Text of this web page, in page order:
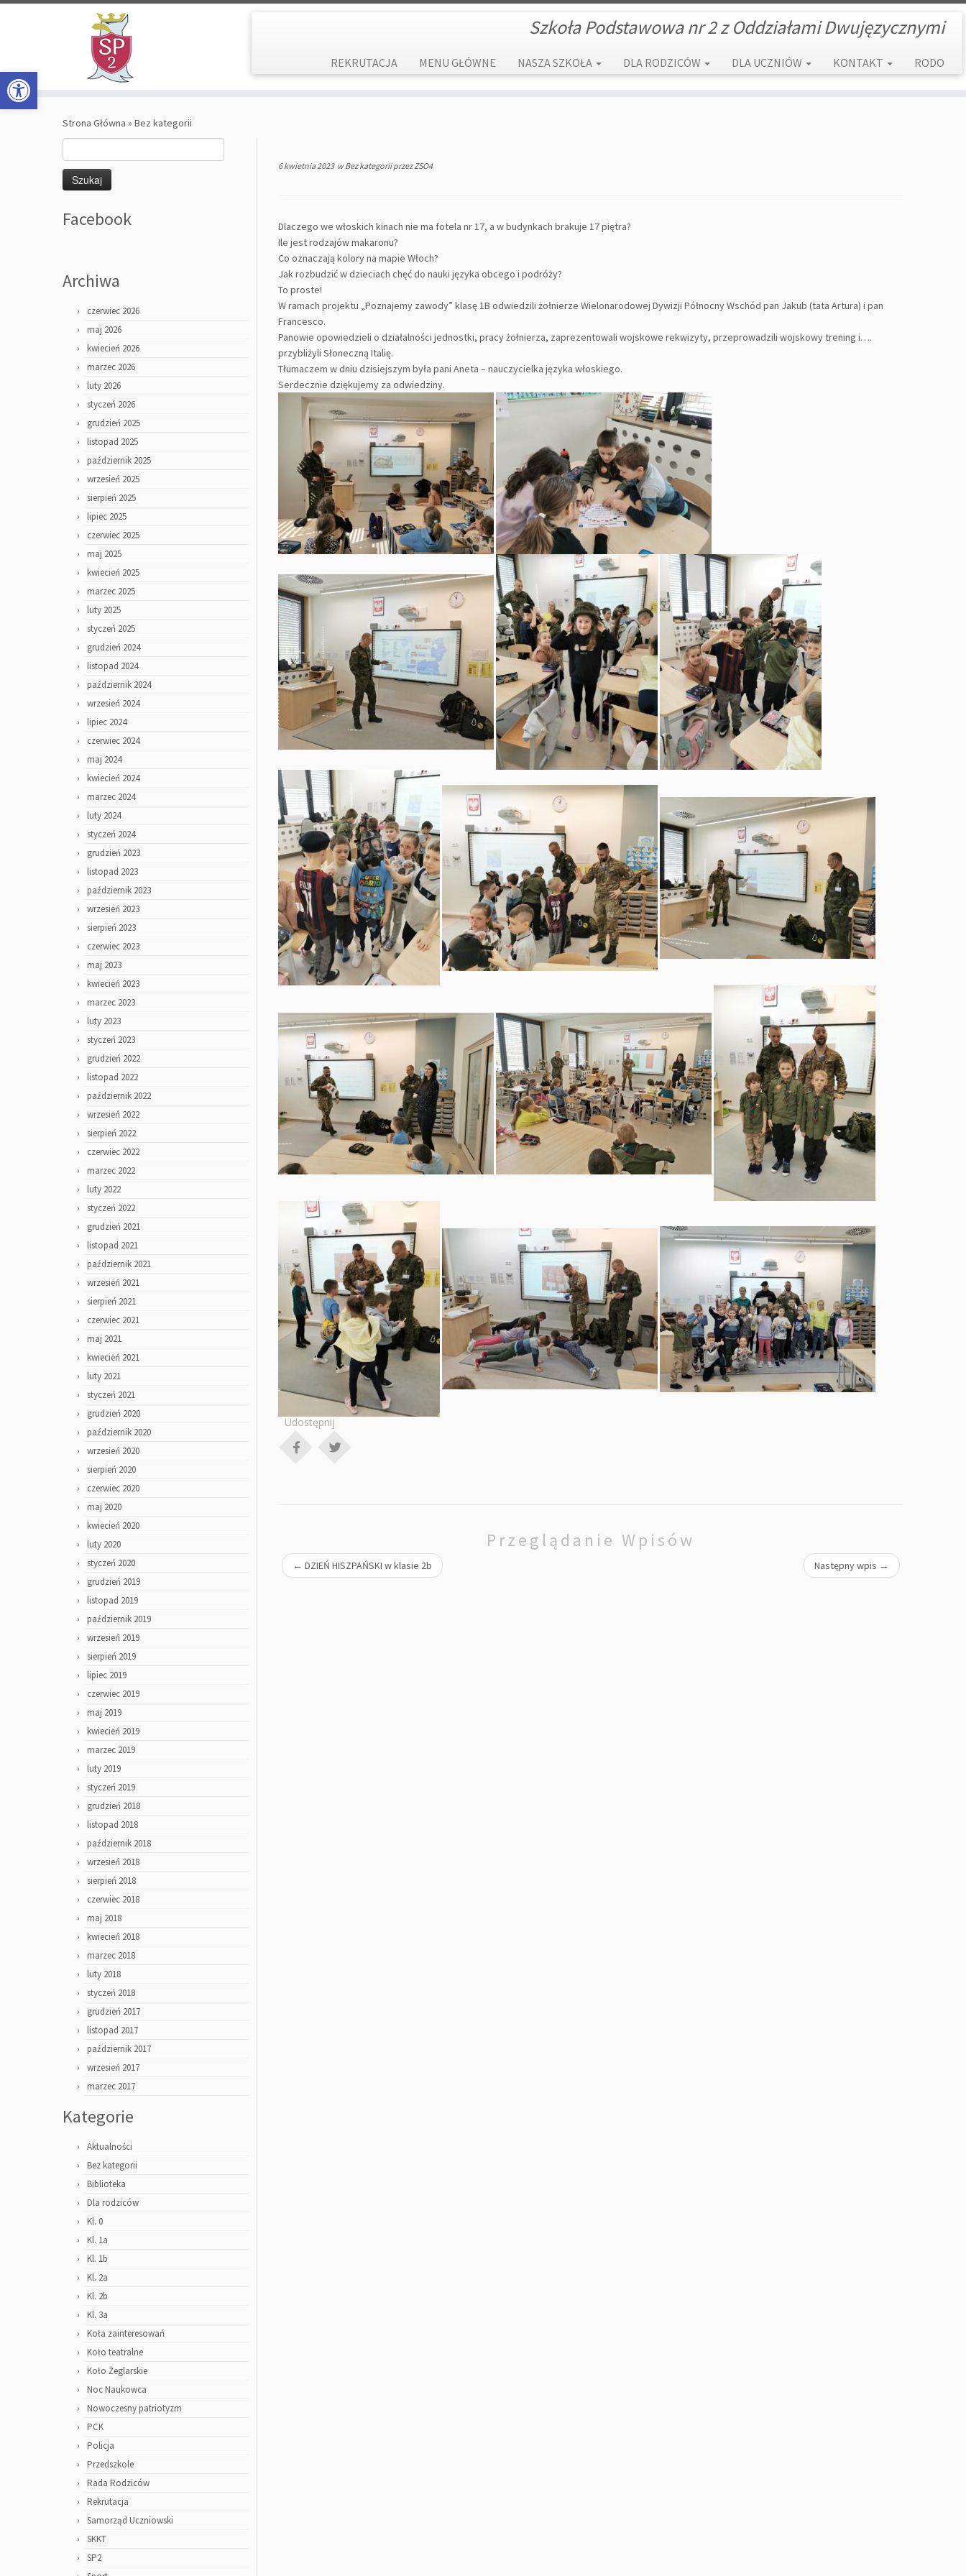
Open toolbar
Skip
Szkoła Podstawowa nr 2 z Oddziałami Dwujęzycznymi
REKRUTACJA MENU GŁÓWNE NASZA SZKOŁA DLA RODZICÓW DLA UCZNIÓW KONTAKT RODO
Strona Główna » Bez kategorii
Facebook
Archiwa
czerwiec 2026
maj 2026
kwiecień 2026
marzec 2026
luty 2026
styczeń 2026
grudzień 2025
listopad 2025
październik 2025
wrzesień 2025
sierpień 2025
lipiec 2025
czerwiec 2025
maj 2025
kwiecień 2025
marzec 2025
luty 2025
styczeń 2025
grudzień 2024
listopad 2024
październik 2024
wrzesień 2024
lipiec 2024
czerwiec 2024
maj 2024
kwiecień 2024
marzec 2024
luty 2024
styczeń 2024
grudzień 2023
listopad 2023
październik 2023
wrzesień 2023
sierpień 2023
czerwiec 2023
maj 2023
kwiecień 2023
marzec 2023
luty 2023
styczeń 2023
grudzień 2022
listopad 2022
październik 2022
wrzesień 2022
sierpień 2022
czerwiec 2022
marzec 2022
luty 2022
styczeń 2022
grudzień 2021
listopad 2021
październik 2021
wrzesień 2021
sierpień 2021
czerwiec 2021
maj 2021
kwiecień 2021
luty 2021
styczeń 2021
grudzień 2020
październik 2020
wrzesień 2020
sierpień 2020
czerwiec 2020
maj 2020
kwiecień 2020
luty 2020
styczeń 2020
grudzień 2019
listopad 2019
październik 2019
wrzesień 2019
sierpień 2019
lipiec 2019
czerwiec 2019
maj 2019
kwiecień 2019
marzec 2019
luty 2019
styczeń 2019
grudzień 2018
listopad 2018
październik 2018
wrzesień 2018
sierpień 2018
czerwiec 2018
maj 2018
kwiecień 2018
marzec 2018
luty 2018
styczeń 2018
grudzień 2017
listopad 2017
październik 2017
wrzesień 2017
marzec 2017
Kategorie
Aktualności
Bez kategorii
Biblioteka
Dla rodziców
Kl. 0
Kl. 1a
Kl. 1b
Kl. 2a
Kl. 2b
Kl. 3a
Koła zainteresowań
Koło teatralne
Koło Żeglarskie
Noc Naukowca
Nowoczesny patriotyzm
PCK
Policja
Przedszkole
Rada Rodziców
Rekrutacja
Samorząd Uczniowski
SKKT
SP2
6 kwietnia 2023wBez kategoriiprzezZSO4
Dlaczego we włoskich kinach nie ma fotela nr 17, a w budynkach brakuje 17 piętra?
Ile jest rodzajów makaronu?
Co oznaczają kolory na mapie Włoch?
Jak rozbudzić w dzieciach chęć do nauki języka obcego i podróży?
To proste!
W ramach projektu „Poznajemy zawody” klasę 1B odwiedzili żołnierze Wielonarodowej Dywizji Północny Wschód pan Jakub (tata Artura) i pan
Francesco.
Panowie opowiedzieli o działalności jednostki, pracy żołnierza, zaprezentowali wojskowe rekwizyty, przeprowadzili wojskowy trening i….
przybliżyli Słoneczną Italię.
Tłumaczem w dniu dzisiejszym była pani Aneta – nauczycielka języka włoskiego.
Serdecznie dziękujemy za odwiedziny.
Udostępnij
Przeglądanie Wpisów
← DZIEŃ HISZPAŃSKI w klasie 2b Następny wpis →